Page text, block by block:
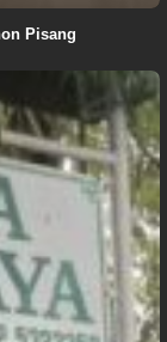
Pisang